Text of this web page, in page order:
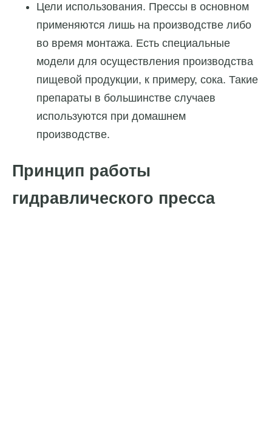
Цели использования. Прессы в основном
применяются лишь на производстве либо
во время монтажа. Есть специальные
модели для осуществления производства
пищевой продукции, к примеру, сока. Такие
препараты в большинстве случаев
используются при домашнем
производстве.
Принцип работы
гидравлического пресса